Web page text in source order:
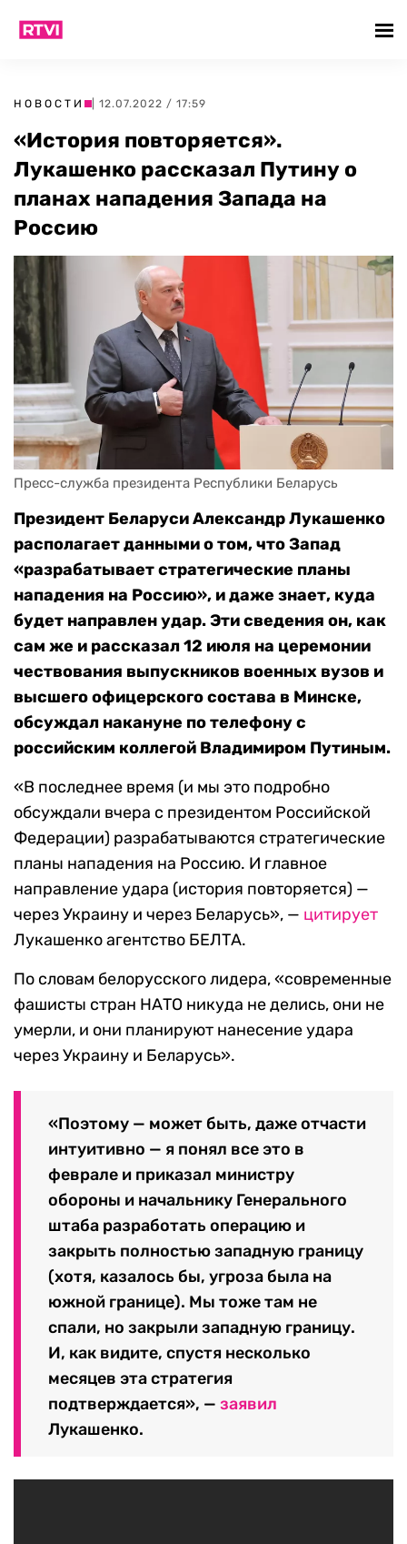
НОВОСТИ | 12.07.2022 / 17:59
«История повторяется».
Лукашенко рассказал Путину о
планах нападения Запада на
Россию
Пресс-служба президента Республики Беларусь
Президент Беларуси Александр Лукашенко
располагает данными о том, что Запад
«разрабатывает стратегические планы
нападения на Россию», и даже знает, куда
будет направлен удар. Эти сведения он, как
сам же и рассказал 12 июля на церемонии
чествования выпускников военных вузов и
высшего офицерского состава в Минске,
обсуждал накануне по телефону с
российским коллегой Владимиром Путиным.
«В последнее время (и мы это подробно
обсуждали вчера с президентом Российской
Федерации) разрабатываются стратегические
планы нападения на Россию. И главное
направление удара (история повторяется) —
через Украину и через Беларусь», — цитирует
Лукашенко агентство БЕЛТА.
По словам белорусского лидера, «современные
фашисты стран НАТО никуда не делись, они не
умерли, и они планируют нанесение удара
через Украину и Беларусь».
«Поэтому — может быть, даже отчасти
интуитивно — я понял все это в
феврале и приказал министру
обороны и начальнику Генерального
штаба разработать операцию и
закрыть полностью западную границу
(хотя, казалось бы, угроза была на
южной границе). Мы тоже там не
спали, но закрыли западную границу.
И, как видите, спустя несколько
месяцев эта стратегия
подтверждается», — заявил
Лукашенко.